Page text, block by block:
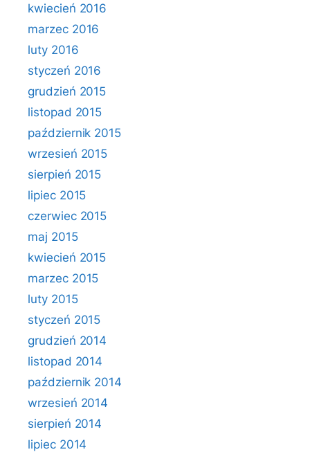
kwiecień 2016
marzec 2016
luty 2016
styczeń 2016
grudzień 2015
listopad 2015
październik 2015
wrzesień 2015
sierpień 2015
lipiec 2015
czerwiec 2015
maj 2015
kwiecień 2015
marzec 2015
luty 2015
styczeń 2015
grudzień 2014
listopad 2014
październik 2014
wrzesień 2014
sierpień 2014
lipiec 2014